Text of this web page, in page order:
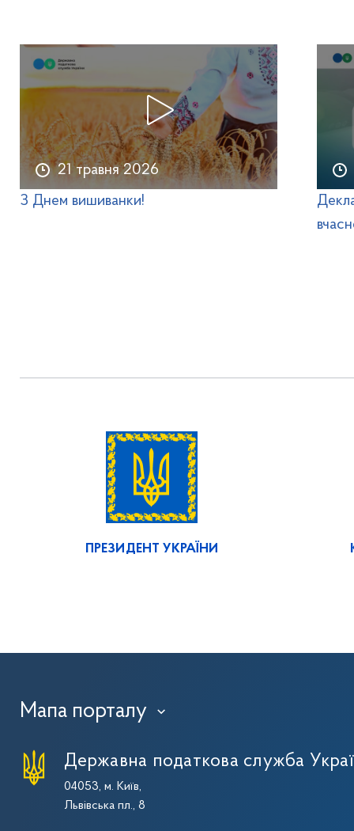
21 травня 2026
З Днем вишиванки!
ПРЕЗИДЕНТ УКРАЇНИ
Мапа порталу ›
Державна податкова служба
04053, м. Київ,
Львівська пл., 8